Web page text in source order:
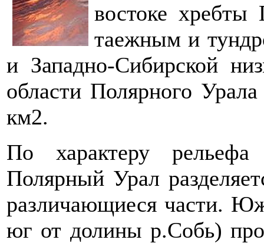
востоке
таежным и
и Западно-Сибирской
области Полярного
км2.
По характеру рельефа
Полярный Урал
различающиеся части.
юг от долины р.Собь)